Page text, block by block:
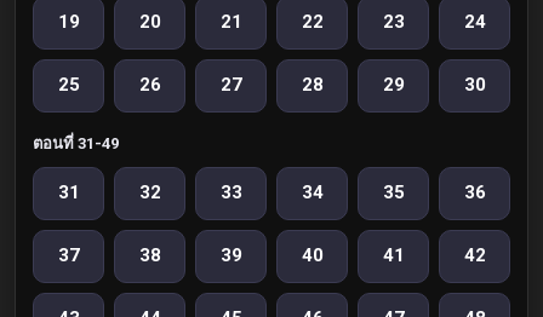
19 20 21 22 23 24
25 26 27 28 29 30
ตอนที่ 31-49
31 32 33 34 35 36
37 38 39 40 41 42